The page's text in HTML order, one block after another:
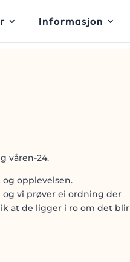
Informasjon
våren-24.
opplevelsen.
vi prøver ei ordning der
at de ligger i ro om det blir